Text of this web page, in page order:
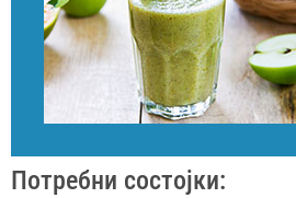
Потребни состојки: